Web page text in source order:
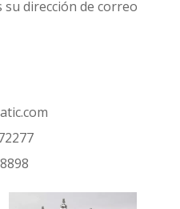
dirección de correo